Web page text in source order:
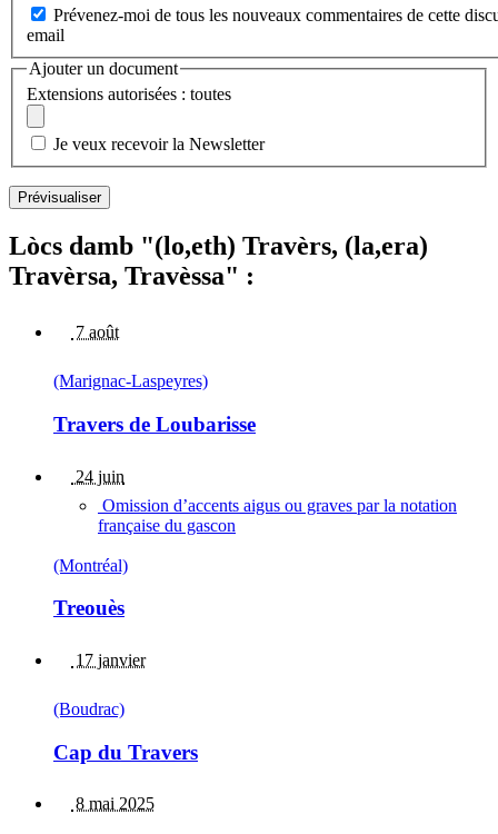
Prévenez-moi de tous les nouveaux commentaires de cette
email
Ajouter un document
Extensions autorisées : toutes
Je veux recevoir la Newsletter
Lòcs damb "(lo,eth) Travèrs, (la,era)
Travèrsa, Travèssa" :
7 août
(Marignac-Laspeyres)
Travers de Loubarisse
24 juin
Omission d’accents aigus ou graves par la notation
française du gascon
(Montréal)
Treouès
17 janvier
(Boudrac)
Cap du Travers
8 mai 2025